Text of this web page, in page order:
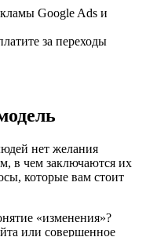
Google Ads и
за переходы
нет желания
в чем заключаются их
которые вам стоит
«изменения»?
или совершенное